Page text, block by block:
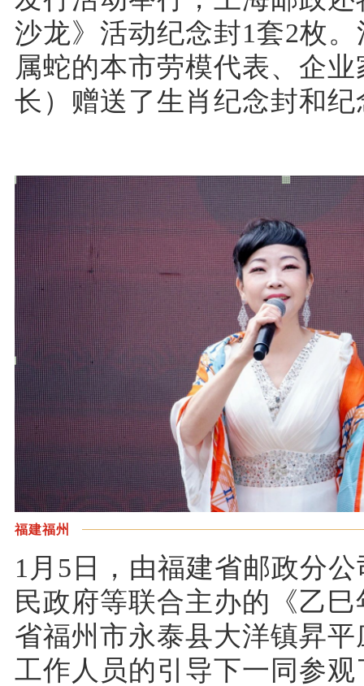
沙龙》活动纪念封1套2枚
属蛇的本市劳模代表、企
长）赠送了生肖纪念封和
福建福州
1月5日，由福建省邮政分
民政府等联合主办的《乙
省福州市永泰县大洋镇昇
工作人员的引导下一同参